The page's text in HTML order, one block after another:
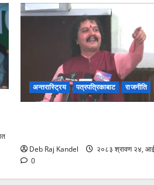
अन्तरास्ट्रिय पत्रपत्रिकाबाट राजनीति
Deb Raj Kandel
२०८३ श्रावण २४,
0